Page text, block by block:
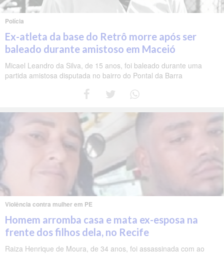
Polícia
Ex-atleta da base do Retrô morre após ser
baleado durante amistoso em Maceió
Micael Leandro da Silva, de 15 anos, foi baleado durante uma
partida amistosa disputada no bairro do Pontal da Barra
Violência contra mulher em PE
Homem arromba casa e mata ex-esposa na
frente dos filhos dela, no Recife
Raiza Henrique de Moura, de 34 anos, foi assassinada com ao